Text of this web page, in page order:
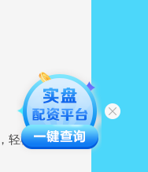
轻松实现财富